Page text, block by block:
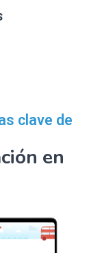
clave de
en